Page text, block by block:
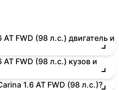
FWD (98 л.с.) двигатель и
FWD (98 л.с.) кузов и
1.6 AT FWD (98 л.с.)?